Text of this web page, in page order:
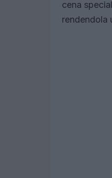
cena
rendendola